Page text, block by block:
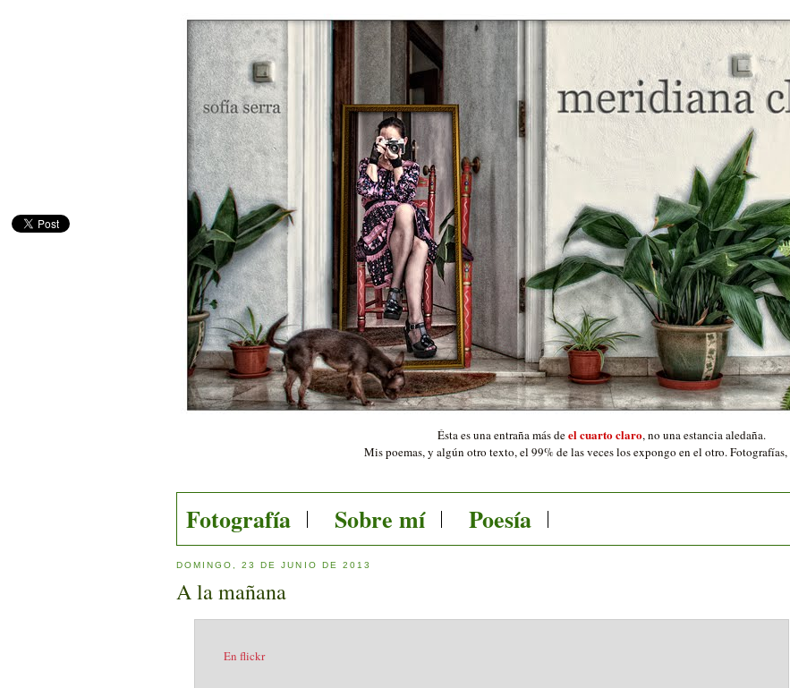
Ésta es una entraña más deel cuarto claro,no una estancia aledaña.
Mis poemas, y algún otro texto, el 99% de las veces los expongo en el otro. Fotografías,
Fotografía Sobre mí Poesía
DOMINGO, 23 DE JUNIO DE 2013
A la mañana
En flickr